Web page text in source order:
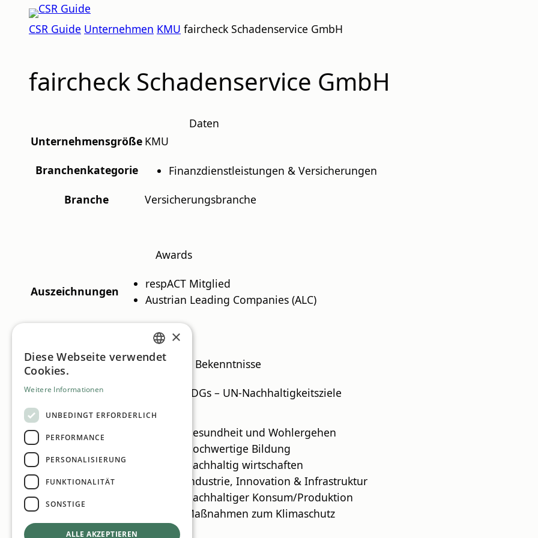
InhaltCSR
GUIDE
CSR Guide Unternehmen KMU faircheck Schadenservice GmbH
faircheck Schadenservice GmbH
Daten
Unternehmensgröße KMU
Branchenkategorie
Finanzdienstleistungen & Versicherungen
Branche Versicherungsbranche
Awards
Auszeichnungen
respACT Mitglied
Austrian Leading Companies (ALC)
Nachhaltigkeitsbericht
https://faircheck.at/fair/
Pflichten & Bekenntnisse
Bekenntnisse
SDGs – UN-Nachhaltigkeitsziele
UN-Nachhaltigkeitsziele
Gesundheit und Wohlergehen
Hochwertige Bildung
Nachhaltig wirtschaften
Industrie, Innovation & Infrastruktur
Nachhaltiger Konsum/Produktion
Maßnahmen zum Klimaschutz
GERMAN
×
Diese Webseite verwendet
Cookies.
Weitere Informationen
UNBEDINGT ERFORDERLICH
PERFORMANCE
PERSONALISIERUNG
FUNKTIONALITÄT
SONSTIGE
ALLE AKZEPTIEREN